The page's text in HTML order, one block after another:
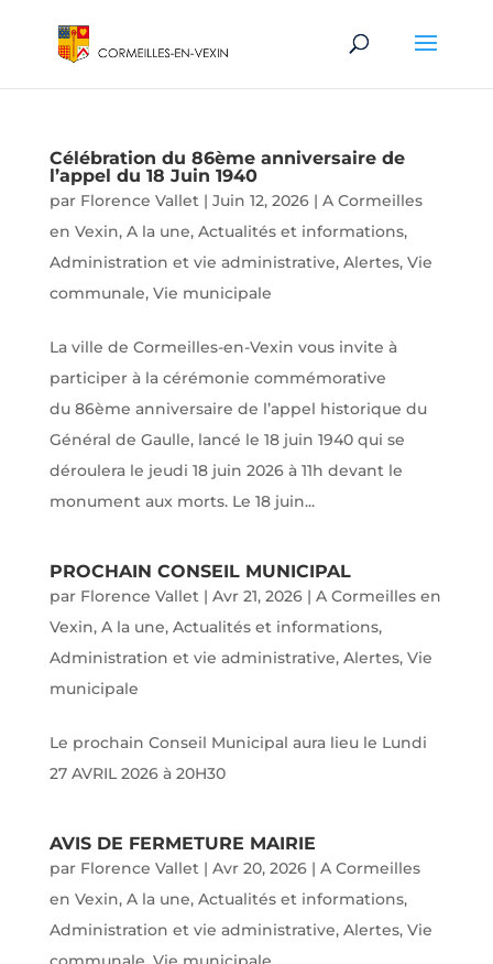
Célébration du 86ème anniversaire de
l’appel du 18 Juin 1940
par Florence Vallet| Juin 12, 2026| A Cormeilles
en Vexin, A la une, Actualités et informations,
Administration et vie administrative, Alertes, Vie
communale, Vie municipale
La ville de Cormeilles-en-Vexin vous invite à
participer à la cérémonie commémorative
du 86ème anniversaire de l’appel historique du
Général de Gaulle, lancé le 18 juin 1940 qui se
déroulera le jeudi 18 juin 2026 à 11h devant le
monument aux morts. Le 18 juin...
PROCHAIN CONSEIL MUNICIPAL
par Florence Vallet| Avr 21, 2026| A Cormeilles en
Vexin, A la une, Actualités et informations,
Administration et vie administrative, Alertes, Vie
municipale
Le prochain Conseil Municipal aura lieu le Lundi
27 AVRIL 2026 à 20H30
AVIS DE FERMETURE MAIRIE
par Florence Vallet| Avr 20, 2026| A Cormeilles
en Vexin, A la une, Actualités et informations,
Administration et vie administrative, Alertes, Vie